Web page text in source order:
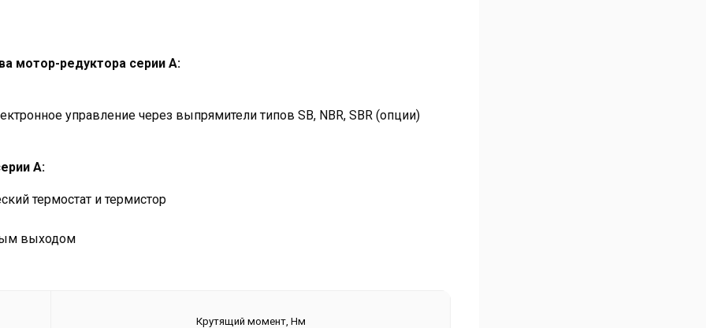
мотор-редуктора серии А:
управление через выпрямители типов SB, NBR, SBR (опции)
А:
термостат и термистор
выходом
Крутящий момент, Нм